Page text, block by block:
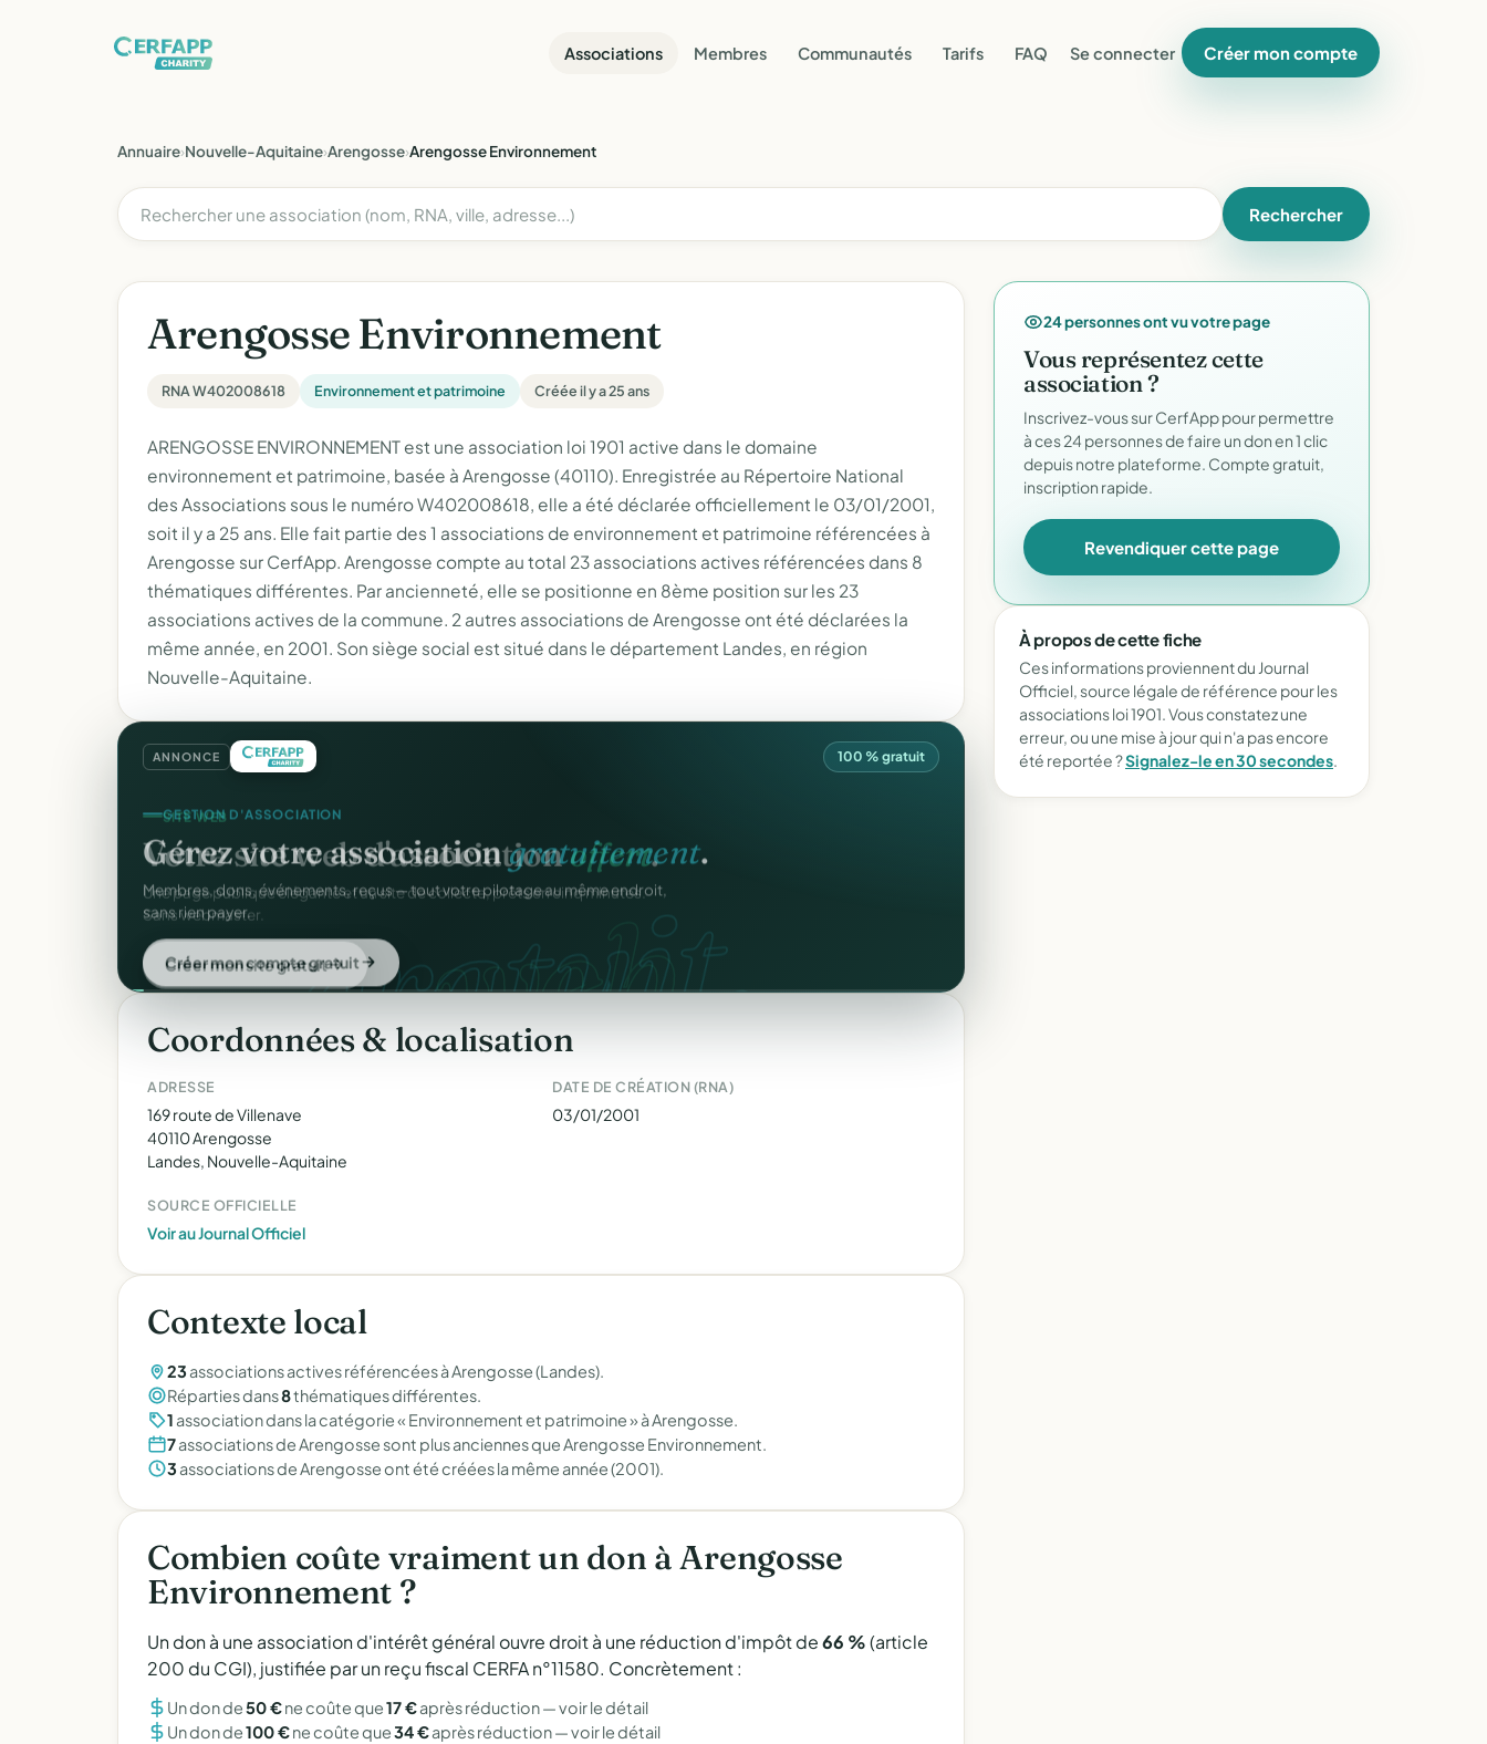
Associations Membres Communautés Tarifs FAQ Se connecter Créer mon compte
Annuaire›Nouvelle-Aquitaine›Arengosse›Arengosse Environnement
Rechercher
Arengosse Environnement
RNA W402008618 Environnement et patrimoine Créée il y a 25 ans
ARENGOSSE ENVIRONNEMENT est une association loi 1901 active dans le domaine
environnement et patrimoine, basée à Arengosse (40110). Enregistrée au Répertoire National
des Associations sous le numéro W402008618, elle a été déclarée officiellement le 03/01/2001,
soit il y a 25 ans. Elle fait partie des 1 associations de environnement et patrimoine référencées à
Arengosse sur CerfApp. Arengosse compte au total 23 associations actives référencées dans 8
thématiques différentes. Par ancienneté, elle se positionne en 8ème position sur les 23
associations actives de la commune. 2 autres associations de Arengosse ont été déclarées la
même année, en 2001. Son siège social est situé dans le département Landes, en région
Nouvelle-Aquitaine.
ANNONCE 100 % gratuit
gratuit.
GESTION D'ASSOCIATION
Gérez votre associationgratuitement.
Membres, dons, événements, reçus — tout votre pilotage au même endroit,
sans rien payer.
Créer mon compte gratuit
Coordonnées & localisation
ADRESSE
169 route de Villenave
40110 Arengosse
Landes, Nouvelle-Aquitaine
DATE DE CRÉATION (RNA)
03/01/2001
SOURCE OFFICIELLE
Voir au Journal Officiel
Contexte local
23associations actives référencées à Arengosse (Landes).
Réparties dans8thématiques différentes.
1 association dans la catégorie « Environnement et patrimoine » à Arengosse.
7associations de Arengosse sont plus anciennes que Arengosse Environnement.
3associations de Arengosse ont été créées la même année (2001).
Combien coûte vraiment un don à Arengosse
Environnement ?
Un don à une association d'intérêt général ouvre droit à une réduction d'impôt de66 %(article
200 du CGI), justifiée par un reçu fiscal CERFA n°11580. Concrètement :
Un don de50 €ne coûte que17 €après réduction —voir le détail
Un don de100 €ne coûte que34 €après réduction —voir le détail
24 personnes ont vu votre page
Vous représentez cette
association ?
Inscrivez-vous sur CerfApp pour permettre
à ces 24 personnes de faire un don en 1 clic
depuis notre plateforme. Compte gratuit,
inscription rapide.
Revendiquer cette page
À propos de cette fiche
Ces informations proviennent du Journal
Officiel, source légale de référence pour les
associations loi 1901. Vous constatez une
erreur, ou une mise à jour qui n'a pas encore
été reportée ?Signalez-le en 30 secondes.